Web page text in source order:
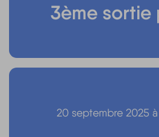
3ème sortie
20 septembre 2025